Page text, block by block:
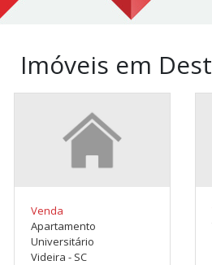
Imóveis em
Venda
Apartamento
Universitário
Videira - SC